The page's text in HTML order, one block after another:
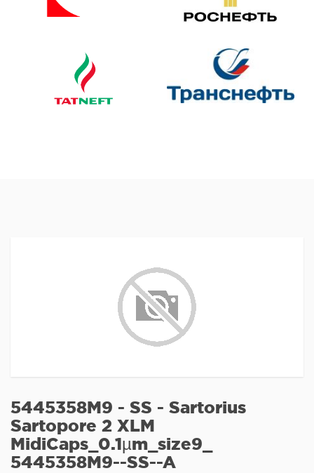
5445358M9 - SS - Sartorius
Sartopore 2 XLM
MidiCaps_0.1µm_size9_
5445358M9--SS--A